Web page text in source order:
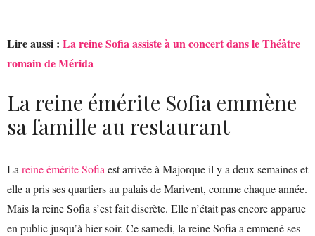
Lire aussi : La reine Sofia assiste à un concert dans le Théâtre
romain de Mérida
La reine émérite Sofia emmène
sa famille au restaurant
La reine émérite Sofia est arrivée à Majorque il y a deux semaines et
elle a pris ses quartiers au palais de Marivent, comme chaque année.
Mais la reine Sofia s’est fait discrète. Elle n’était pas encore apparue
en public jusqu’à hier soir. Ce samedi, la reine Sofia a emmené ses